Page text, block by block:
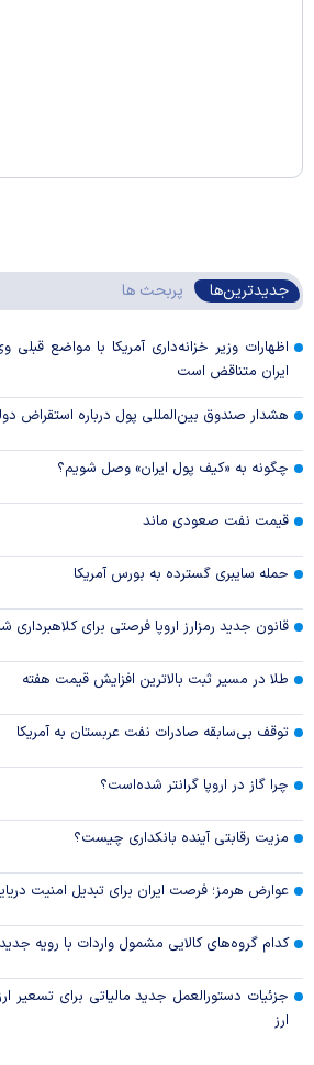
جدیدترین‌ها پربحث ها
اظهارات وزیر خزانه‌داری آمریکا با مواضع
ایران متناقض است
هشدار صندوق بین‌المللی پول درباره استقراض
چگونه به «کیف پول ایران» وصل شویم؟
قیمت نفت صعودی ماند
حمله سایبری گسترده به بورس آمریکا
قانون جدید رمزارز اروپا فرصتی برای کلاهبرداری
طلا در مسیر ثبت بالاترین افزایش قیمت هفته
توقف بی‌سابقه صادرات نفت عربستان به آمریکا
چرا گاز در اروپا گرانتر شده‌است؟
مزیت رقابتی آینده بانکداری چیست؟
عوارض هرمز؛ فرصت ایران برای تبدیل امنیت
کدام گروه‌های کالایی مشمول واردات با رویه
جزئیات دستورالعمل جدید مالیاتی برای تسعیر
ارز